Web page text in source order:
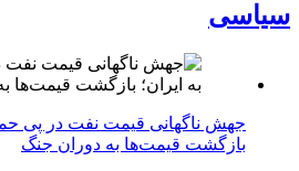
سیاسی
جهش ناگهانی قیمت نفت در پی
بازگشت قیمت‌ها به دوران جنگ